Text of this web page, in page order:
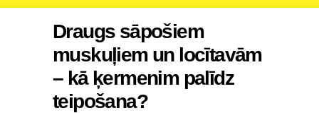
Draugs sāpošiem
muskuļiem un locītavām
– kā ķermenim palīdz
teipošana?